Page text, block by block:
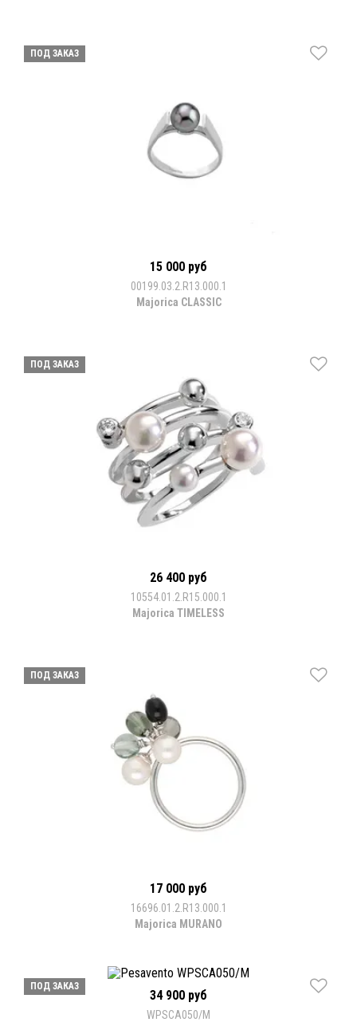
ПОД ЗАКАЗ
15 000 руб
00199.03.2.R13.000.1
Majorica CLASSIC
ПОД ЗАКАЗ
26 400 руб
10554.01.2.R15.000.1
Majorica TIMELESS
ПОД ЗАКАЗ
17 000 руб
16696.01.2.R13.000.1
Majorica MURANO
ПОД ЗАКАЗ
34 900 руб
WPSCA050/M